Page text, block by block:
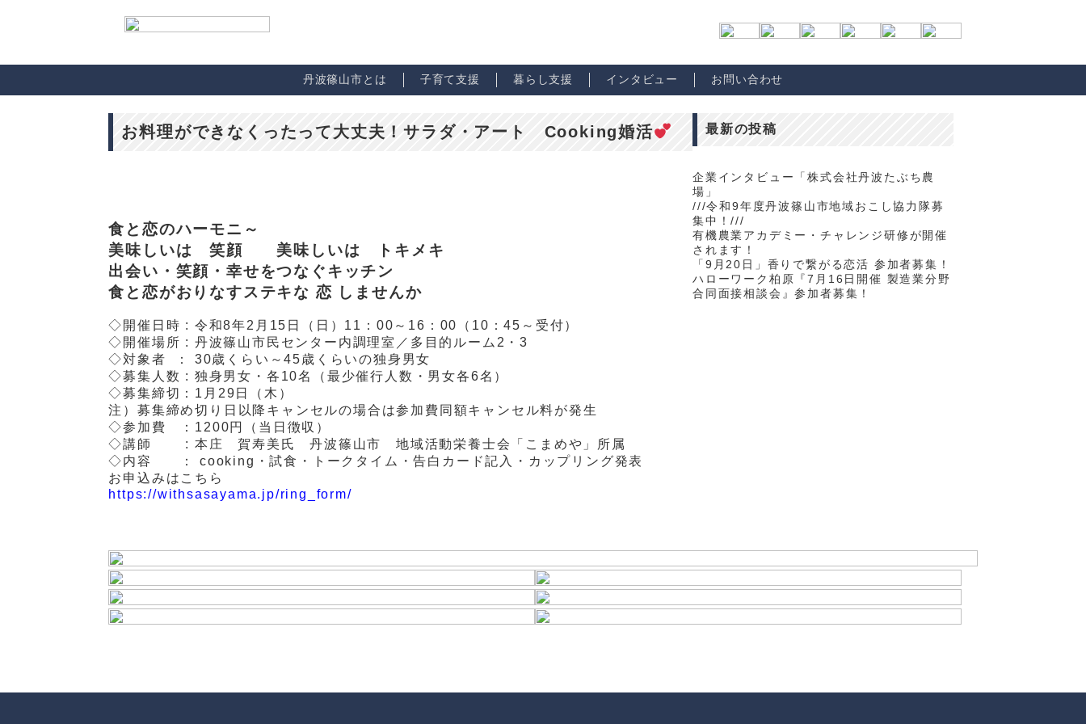
丹波篠山市とは 子育て支援 暮らし支援 インタビュー お問い合わせ
お料理ができなくったって大丈夫！サラダ・アート Cooking婚活
食と恋のハーモニ～
美味しいは 笑顔 美味しいは トキメキ
出会い・笑顔・幸せをつなぐキッチン
食と恋がおりなすステキな 恋 しませんか
◇開催日時 : 令和8年2月15日（日）11：00～16：00（10：45～受付）
◇開催場所 : 丹波篠山市民センター内調理室／多目的ルーム2・3
◇対象者 ： 30歳くらい～45歳くらいの独身男女
◇募集人数 : 独身男女・各10名（最少催行人数・男女各6名）
◇募集締切：1月29日（木）
注）募集締め切り日以降キャンセルの場合は参加費同額キャンセル料が発生
◇参加費 ：1200円（当日徴収）
◇講師 : 本庄 賀寿美氏 丹波篠山市 地域活動栄養士会「こまめや」所属
◇内容 ： cooking・試食・トークタイム・告白カード記入・カップリング発表
お申込みはこちら
https://withsasayama.jp/ring_form/
最新の投稿
企業インタビュー「株式会社丹波たぶち農
場」
///令和9年度丹波篠山市地域おこし協力隊募
集中！///
有機農業アカデミー・チャレンジ研修が開催
されます！
「9月20日」香りで繋がる恋活 参加者募集！
ハローワーク柏原『7月16日開催 製造業分野
合同面接相談会』参加者募集！